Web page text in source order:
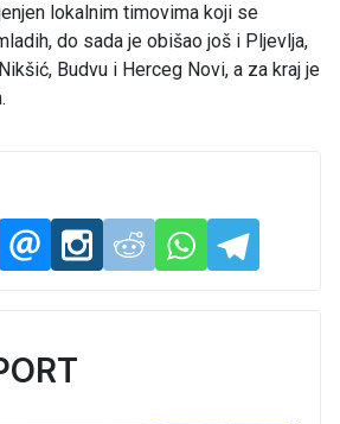
lokalnim timovima koji se
do sada je obišao još i Pljevlja,
Budvu i Herceg Novi, a za kraj je